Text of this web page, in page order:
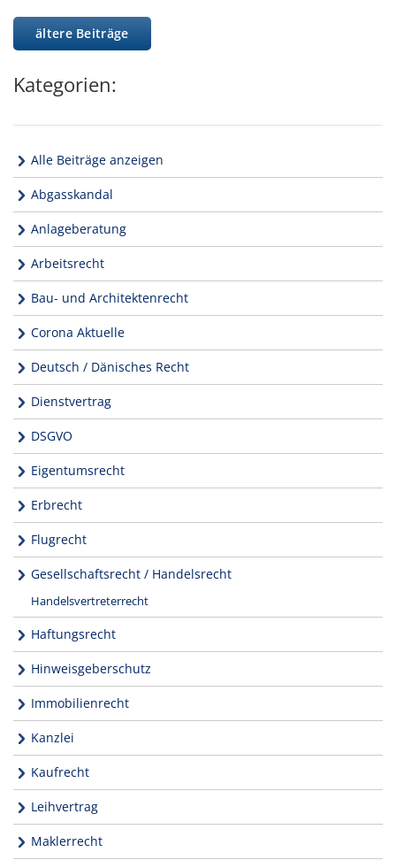
ältere Beiträge
Kategorien:
Alle Beiträge anzeigen
Abgasskandal
Anlageberatung
Arbeitsrecht
Bau- und Architektenrecht
Corona Aktuelle
Deutsch / Dänisches Recht
Dienstvertrag
DSGVO
Eigentumsrecht
Erbrecht
Flugrecht
Gesellschaftsrecht / Handelsrecht
Handelsvertreterrecht
Haftungsrecht
Hinweisgeberschutz
Immobilienrecht
Kanzlei
Kaufrecht
Leihvertrag
Maklerrecht